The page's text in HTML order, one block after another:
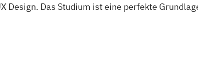
Design. Das Studium ist eine perfekte